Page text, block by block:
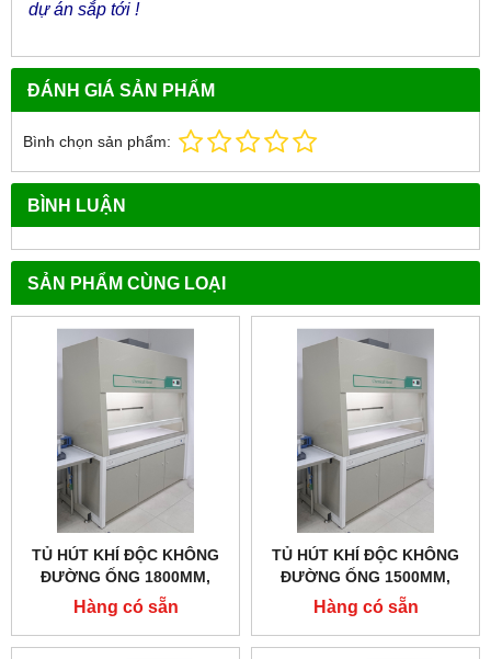
dự án sắp tới !
ĐÁNH GIÁ SẢN PHẨM
Bình chọn sản phẩm:
BÌNH LUẬN
SẢN PHẨM CÙNG LOẠI
TỦ HÚT KHÍ ĐỘC KHÔNG
ĐƯỜNG ỐNG 1800MM,
AH1800-PP, ĐẠT TCVN
6914:2001
Hàng có sẵn
TỦ HÚT KHÍ ĐỘC KHÔNG
ĐƯỜNG ỐNG 1500MM,
AH1500-PP
Hàng có sẵn